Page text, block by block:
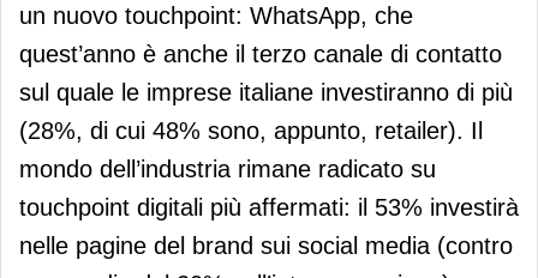
un nuovo touchpoint: WhatsApp, che
quest’anno è anche il terzo canale di contatto
sul quale le imprese italiane investiranno di più
(28%, di cui 48% sono, appunto, retailer). Il
mondo dell’industria rimane radicato su
touchpoint digitali più affermati: il 53% investirà
nelle pagine del brand sui social media (contro